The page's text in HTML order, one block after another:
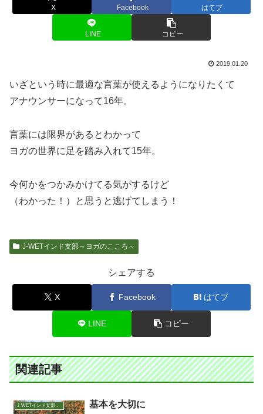
X Facebook はてブ
LINE コピー
2019.01.20
いざという時に最適な言葉が使えるようになりたくて
アナウンサーになって16年。
言葉には限界があるとわかって
ヨガの世界に足を踏み入れて15年。
今何かをつかみかけてる気がするけど
（わかった！）と思うと逃げてしまう！
J-WETインド支部～ヨガのこころ～
シェアする
X Facebook はてブ
LINE コピー
関連記事
J-WETインド支部～ヨガのこころ～ 基本を大切に